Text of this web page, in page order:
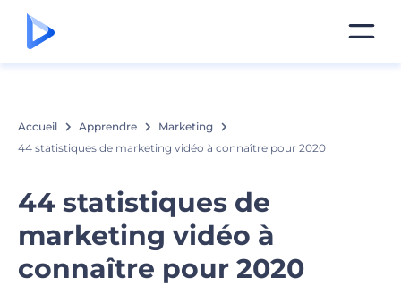
Accueil Apprendre
Marketing
44 statistiques de marketing vidéo à connaître pour 2020
44 statistiques de
marketing vidéo à
connaître pour 2020